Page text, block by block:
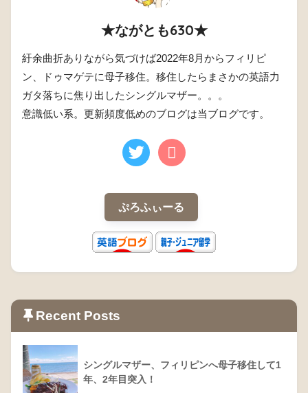
★ながとも630★
紆余曲折ありながら気づけば2022年8月からフィリピ
ン、ドゥマゲテに母子移住。移住したらまさかの英語力
ガタ落ちに焦り出したシングルマザー。。。
意識低い系。更新頻度低めのブログは当ブログです。
ぷろふぃーる
Recent Posts
シングルマザー、フィリピンへ母子移住して1
年、2年目突入！